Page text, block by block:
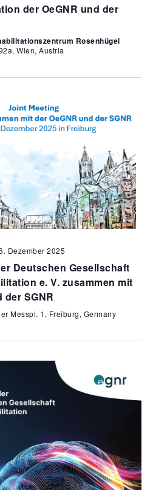
i
n
der OeGNR und der
Rosenhügel
Wien, Austria
Dezember 2025
Deutschen Gesellschaft
e. V. zusammen mit
der SGNR
Messpl. 1, Freiburg, Germany